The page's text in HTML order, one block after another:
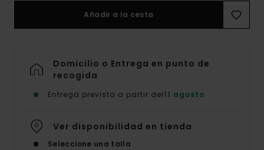
Añadir a la cesta
Domicilio o Entrega en punto de
recogida
Entrega prevista a partir del11 agosto
Ver disponibilidad en tienda
Seleccione una talla